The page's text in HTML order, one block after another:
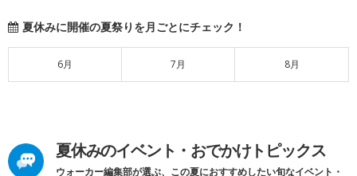
夏休みに開催の夏祭りを月ごとにチェック！
6月 7月 8月
夏休みのイベント・おでかけトピックス
ウォーカー編集部が選ぶ、この夏におすすめしたい旬なイベント・